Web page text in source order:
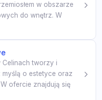
w obszarze
do wnętrz. W
Celinach tworzy i
o estetyce oraz
ofercie znajdują się